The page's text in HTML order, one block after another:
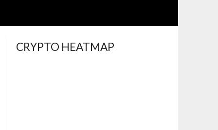
CRYPTO HEATMAP